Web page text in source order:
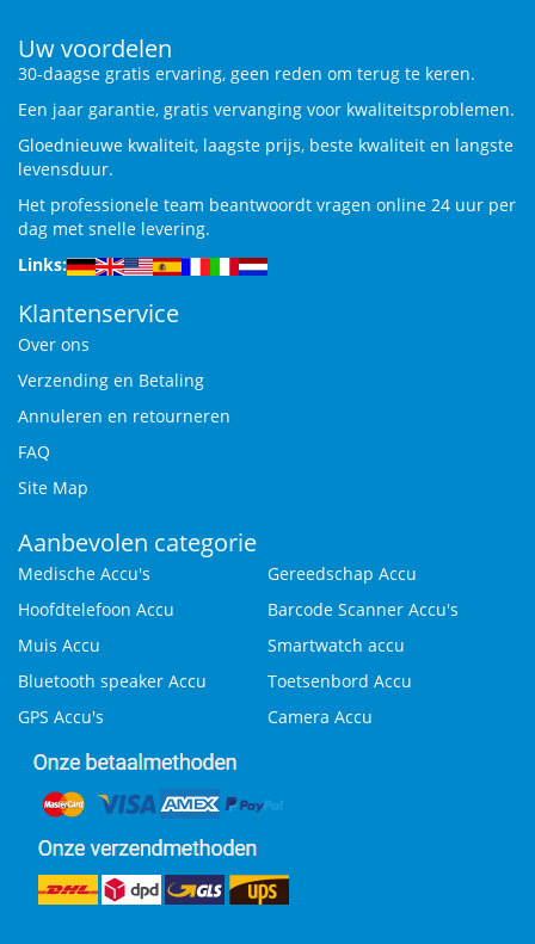
Uw voordelen
30-daagse gratis ervaring, geen reden om terug te keren.
Een jaar garantie, gratis vervanging voor kwaliteitsproblemen.
Gloednieuwe kwaliteit, laagste prijs, beste kwaliteit en langste
levensduur.
Het professionele team beantwoordt vragen online 24 uur per
dag met snelle levering.
Links:
Klantenservice
Over ons
Verzending en Betaling
Annuleren en retourneren
FAQ
Site Map
Aanbevolen categorie
Medische Accu's
Gereedschap Accu
Hoofdtelefoon Accu
Barcode Scanner Accu's
Muis Accu
Smartwatch accu
Bluetooth speaker Accu
Toetsenbord Accu
GPS Accu's
Camera Accu